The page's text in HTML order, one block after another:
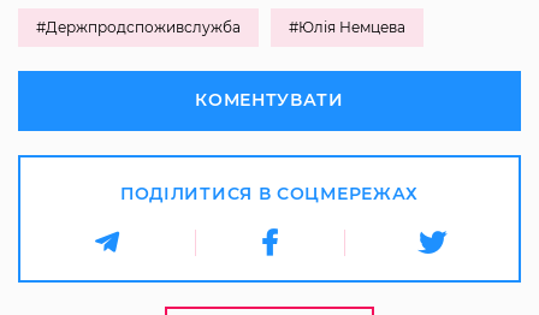
#Держпродспоживслужба #Юлія Немцева
КОМЕНТУВАТИ
ПОДІЛИТИСЯ В СОЦМЕРЕЖАХ